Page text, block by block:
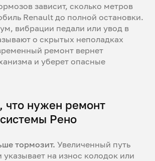
зависит, сколько метров
Renault до полной остановки.
вибрации педали или увод в
о скрытых неполадках
ремонт вернет
и уберет опасные
что нужен ремонт
Рено
тормозит. Увеличенный путь
указывает на износ колодок или